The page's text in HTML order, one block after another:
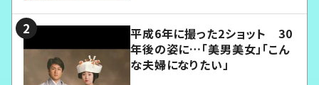
平成6年に撮った2ショット 30
年後の姿に…「美男美女」「こん
な夫婦になりたい」